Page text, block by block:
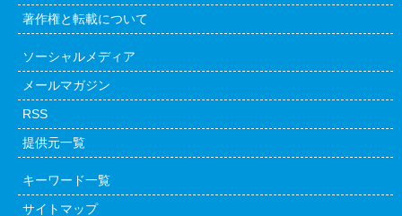
著作権と転載について
ソーシャルメディア
メールマガジン
RSS
提供元一覧
キーワード一覧
サイトマップ